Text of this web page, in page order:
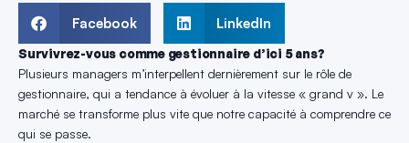
Facebook LinkedIn
Survivrez-vous comme gestionnaire d’ici 5 ans?
Plusieurs managers m’interpellent dernièrement sur le rôle de
gestionnaire, qui a tendance à évoluer à la vitesse « grand v ». Le
marché se transforme plus vite que notre capacité à comprendre ce
qui se passe.